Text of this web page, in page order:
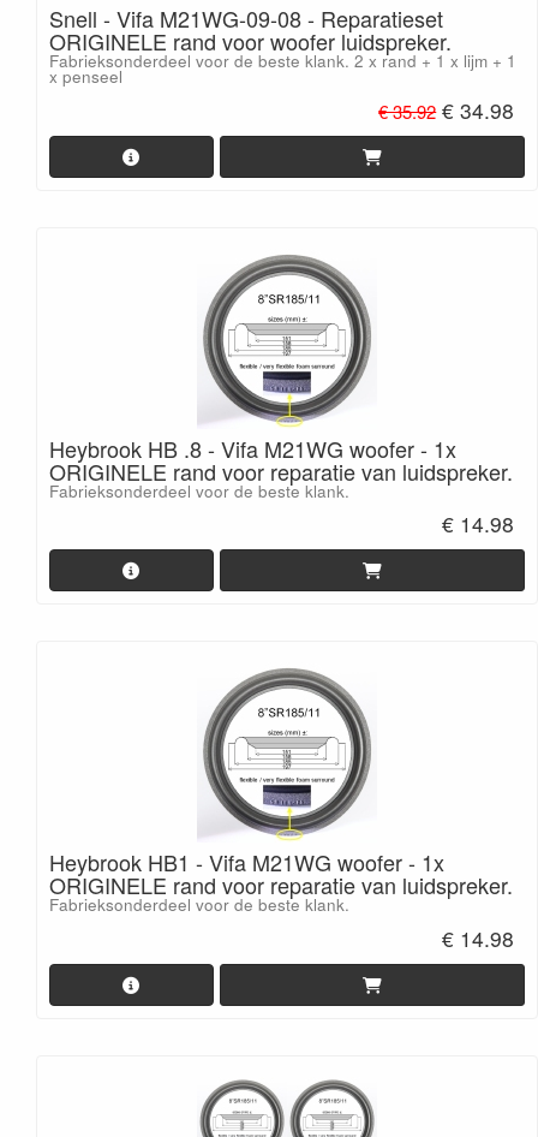
Snell - Vifa M21WG-09-08 - Reparatieset
ORIGINELE rand voor woofer luidspreker.
Fabrieksonderdeel voor de beste klank. 2 x rand + 1 x lijm + 1
x penseel
€ 35.92 € 34.98
Heybrook HB .8 - Vifa M21WG woofer - 1x
ORIGINELE rand voor reparatie van luidspreker.
Fabrieksonderdeel voor de beste klank.
€ 14.98
Heybrook HB1 - Vifa M21WG woofer - 1x
ORIGINELE rand voor reparatie van luidspreker.
Fabrieksonderdeel voor de beste klank.
€ 14.98